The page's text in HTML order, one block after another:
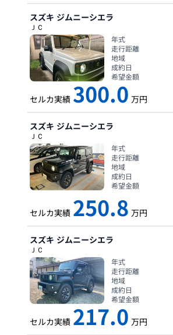
スズキ ジムニーシエラ
ＪＣ
年式
走行距離
地域
成約日
希望金額
セルカ実績 300.0 万円
スズキ ジムニーシエラ
ＪＣ
年式
走行距離
地域
成約日
希望金額
セルカ実績 250.8 万円
スズキ ジムニーシエラ
ＪＣ
年式
走行距離
地域
成約日
希望金額
セルカ実績 217.0 万円